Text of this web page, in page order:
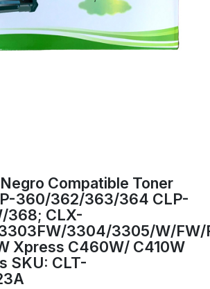
Compatible Toner
360/362/363/364 CLP-
368; CLX-
3304/3305/W/FW/
Xpress C460W/ C410W
SKU: CLT-